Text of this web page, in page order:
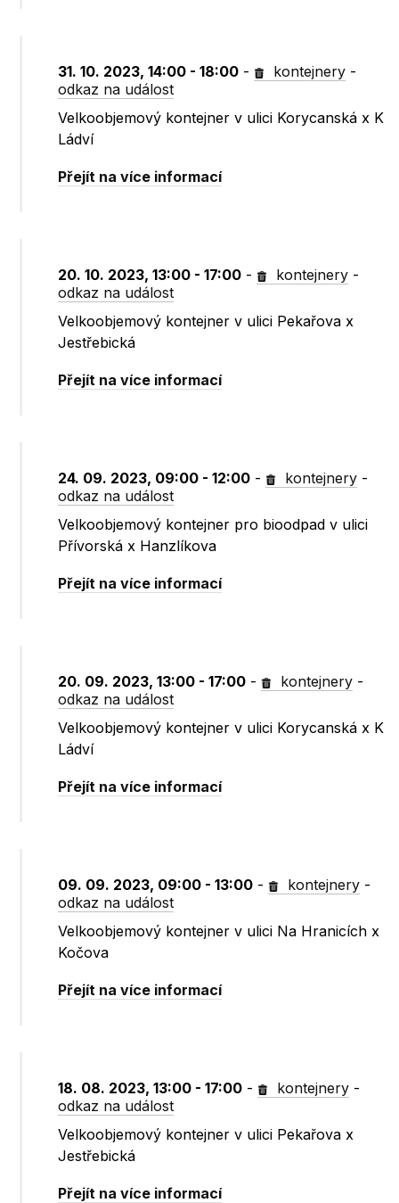
31. 10. 2023, 14:00 - 18:00 - kontejnery -
odkaz na událost
Velkoobjemový kontejner v ulici Korycanská x K
Ládví
Přejít na více informací
20. 10. 2023, 13:00 - 17:00 - kontejnery -
odkaz na událost
Velkoobjemový kontejner v ulici Pekařova x
Jestřebická
Přejít na více informací
24. 09. 2023, 09:00 - 12:00 - kontejnery -
odkaz na událost
Velkoobjemový kontejner pro bioodpad v ulici
Přívorská x Hanzlíkova
Přejít na více informací
20. 09. 2023, 13:00 - 17:00 - kontejnery -
odkaz na událost
Velkoobjemový kontejner v ulici Korycanská x K
Ládví
Přejít na více informací
09. 09. 2023, 09:00 - 13:00 - kontejnery -
odkaz na událost
Velkoobjemový kontejner v ulici Na Hranicích x
Kočova
Přejít na více informací
18. 08. 2023, 13:00 - 17:00 - kontejnery -
odkaz na událost
Velkoobjemový kontejner v ulici Pekařova x
Jestřebická
Přejít na více informací